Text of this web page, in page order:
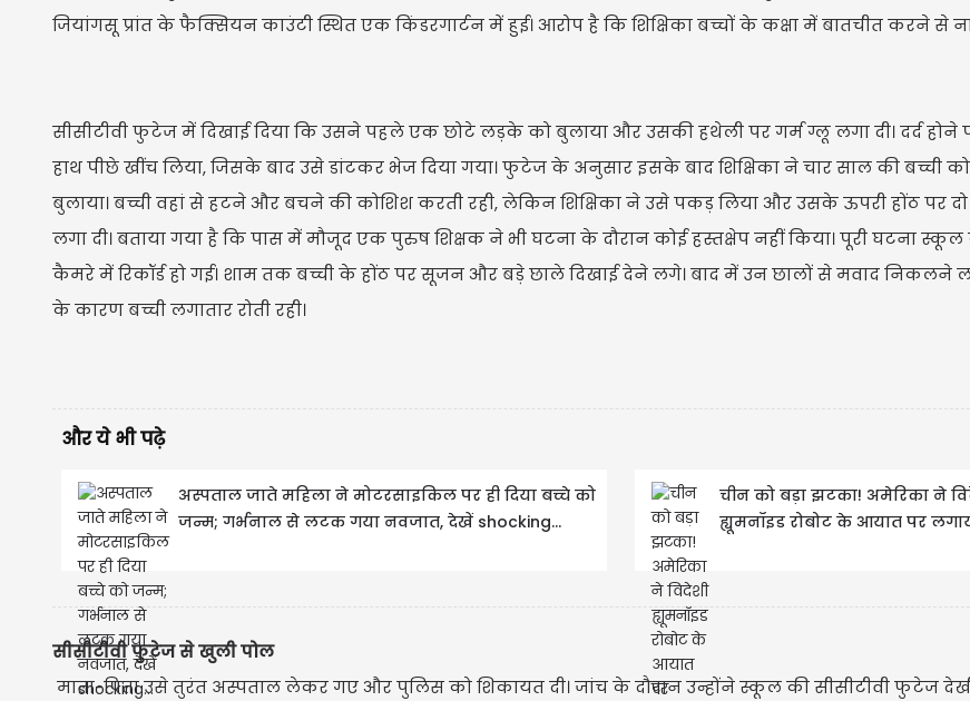
जियांगसू प्रांत के फैक्सियन काउंटी स्थित एक किंडरगार्टन में हुई। आरोप है कि शिक्षिका बच्चों के कक्षा में बातचीत करने से
सीसीटीवी फुटेज में दिखाई दिया कि उसने पहले एक छोटे लड़के को बुलाया और उसकी हथेली पर गर्म ग्लू लगा दी। दर्द
हाथ पीछे खींच लिया, जिसके बाद उसे डांटकर भेज दिया गया। फुटेज के अनुसार इसके बाद शिक्षिका ने चार साल की बच्ची
बुलाया। बच्ची वहां से हटने और बचने की कोशिश करती रही, लेकिन शिक्षिका ने उसे पकड़ लिया और उसके ऊपरी होंठ पर दो
लगा दी। बताया गया है कि पास में मौजूद एक पुरुष शिक्षक ने भी घटना के दौरान कोई हस्तक्षेप नहीं किया। पूरी घटना
कैमरे में रिकॉर्ड हो गई। शाम तक बच्ची के होंठ पर सूजन और बड़े छाले दिखाई देने लगे। बाद में उन छालों से मवाद निकलने
के कारण बच्ची लगातार रोती रही।
और ये भी पढ़े
अस्पताल जाते महिला ने मोटरसाइकिल पर ही दिया बच्चे को
जन्म; गर्भनाल से लटक गया नवजात, देखें shocking...
चीन को बड़ा झटका! अमेरिका ने
ह्यूमनॉइड रोबोट के आयात पर
सीसीटीवी फुटेज से खुली पोल
माता-पिता उसे तुरंत अस्पताल लेकर गए और पुलिस को शिकायत दी। जांच के दौरान उन्होंने स्कूल की सीसीटीवी फुटेज